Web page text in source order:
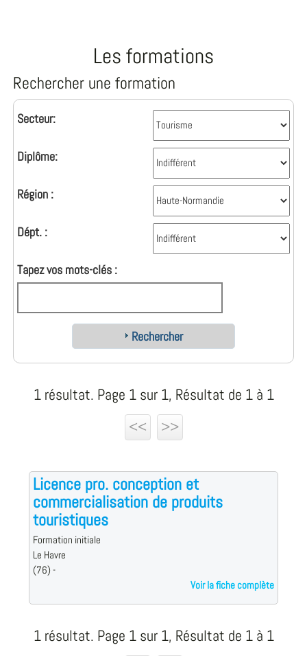
Les formations
Rechercher une formation
Secteur:
Diplôme:
Région :
Dépt. :
Tapez vos mots-clés :
Rechercher
1 résultat. Page 1 sur 1, Résultat de 1 à 1
<<
>>
Licence pro. conception et
commercialisation de produits
touristiques
Formation initiale
Le Havre
(76) -
Voir la fiche complète
1 résultat. Page 1 sur 1, Résultat de 1 à 1